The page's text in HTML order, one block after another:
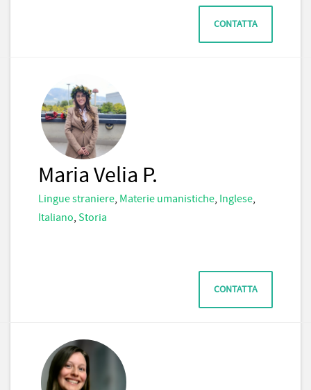
CONTATTA
Maria Velia P.
Lingue straniere, Materie umanistiche, Inglese,
Italiano, Storia
CONTATTA